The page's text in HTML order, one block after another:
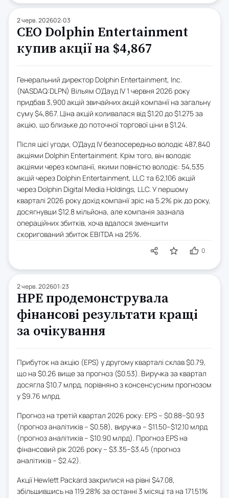
2 черв. 202602:03
CEO Dolphin Entertainment
купив акції на $4,867
Генеральний директор Dolphin Entertainment, Inc.
(NASDAQ:DLPN) Вільям О’Дауд IV 1 червня 2026 року
придбав 3,900 акцій звичайних акцій компанії на загальну
суму $4,867. Ціна акцій коливалася від $1.20 до $1.275 за
акцію, що близьке до поточної торгової ціни в $1.24.
Після цієї угоди, О’Дауд IV безпосередньо володіє 487,840
акціями Dolphin Entertainment. Крім того, він володіє
акціями через компанії, якими повністю володіє: 54,535
акцій через Dolphin Entertainment, LLC та 62,106 акцій
через Dolphin Digital Media Holdings, LLC. У першому
кварталі 2026 року дохід компанії зріс на 5.2% рік до року,
досягнувши $12.8 мільйона, але компанія зазнала
операційних збитків, хоча вдалося зменшити
скоригований збиток EBITDA на 25%.
0
2 черв. 202601:23
HPE продемонструвала
фінансові результати кращі
за очікування
Прибуток на акцію (EPS) у другому кварталі склав $0.79,
що на $0.26 вище за прогноз ($0.53). Виручка за квартал
досягла $10.7 млрд, порівняно з консенсусним прогнозом
у $9.76 млрд.
Прогноз на третій квартал 2026 року: EPS – $0.88–$0.93
(прогноз аналітиків – $0.58), виручка – $11.50–$12.10 млрд
(прогноз аналітиків – $10.90 млрд). Прогноз EPS на
фінансовий рік 2026 року – $3.35–$3.45 (прогноз
аналітиків – $2.42).
Акції Hewlett Packard закрилися на рівні $47.08,
збільшившись на 119.28% за останні 3 місяці та на 171.51%